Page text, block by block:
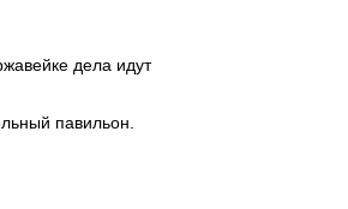
дела идут
павильон.